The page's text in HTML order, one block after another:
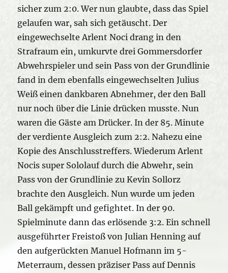
sicher zum 2:0. Wer nun glaubte, dass das Spiel
gelaufen war, sah sich getäuscht. Der
eingewechselte Arlent Noci drang in den
Strafraum ein, umkurvte drei Gommersdorfer
Abwehrspieler und sein Pass von der Grundlinie
fand in dem ebenfalls eingewechselten Julius
Weiß einen dankbaren Abnehmer, der den Ball
nur noch über die Linie drücken musste. Nun
waren die Gäste am Drücker. In der 85. Minute
der verdiente Ausgleich zum 2:2. Nahezu eine
Kopie des Anschlusstreffers. Wiederum Arlent
Nocis super Sololauf durch die Abwehr, sein
Pass von der Grundlinie zu Kevin Sollorz
brachte den Ausgleich. Nun wurde um jeden
Ball gekämpft und gefightet. In der 90.
Spielminute dann das erlösende 3:2. Ein schnell
ausgeführter Freistoß von Julian Henning auf
den aufgerückten Manuel Hofmann im 5-
Meterraum, dessen präziser Pass auf Dennis